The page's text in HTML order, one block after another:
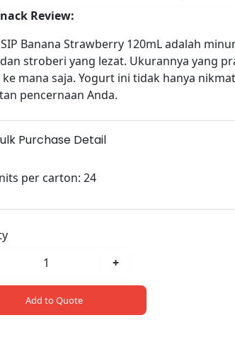
Review:
Banana Strawberry 120mL adalah
stroberi yang lezat. Ukurannya yang
mana saja. Yogurt ini tidak hanya
pencernaan Anda.
Purchase Detail
per carton: 24
+
Add to Quote